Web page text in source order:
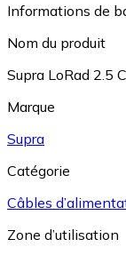
Informations de
Nom du produit
Supra LoRad 2.5
Marque
Supra
Catégorie
Câbles
Zone d’utilisation